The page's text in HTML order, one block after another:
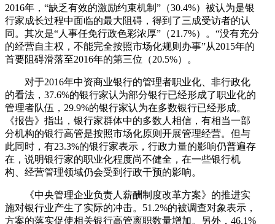
2016年，“缺乏有效的激励约束机制”（30.4%）被认为是银
行家成长过程中面临的最大阻碍，得到了三成受访者的认
同。其次是“人事任免行政色彩浓厚”（21.7%）。“没有充分
的经营自主权，不能完全按照市场化规则办事”从2015年的
首要阻碍滑落至2016年的第三位（20.5%）。
对于2016年中资商业银行的管理者职业化、非行政化
的看法，37.6%的银行家认为部分银行已经形成了职业化的
管理者队伍，29.9%的银行家认为在多数银行已经形成。
《报告》指出，银行家群体中的多数人相信，有相当一部
分机构的银行高管是按照市场化原则开展管理经营。但与
此同时，有23.3%的银行家表示，行政力量的影响仍普遍存
在，说明银行家的职业化程度尚不健全，在一些银行机
构、经营管理领域仍会受到行政干预的影响。
《中央管理企业负责人薪酬制度改革方案》的推进实
施对银行业产生了实际的冲击。51.2%的被调查对象表示，
方案的落实促使相关银行高管离职数量增加。另外，46.1%